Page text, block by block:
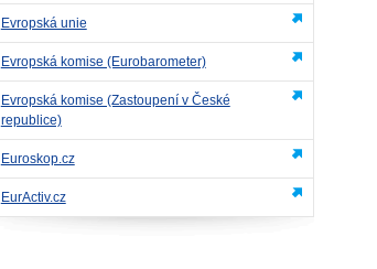
Evropská unie
Evropská komise (Eurobarometer)
Evropská komise (Zastoupení v České
republice)
Euroskop.cz
EurActiv.cz